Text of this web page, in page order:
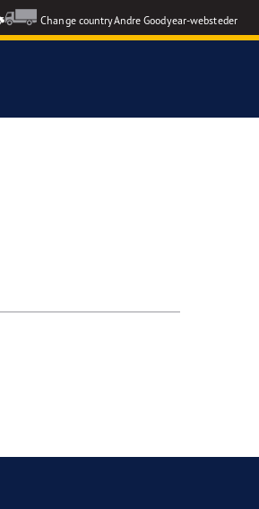
Change countryAndre Goodyear-websteder